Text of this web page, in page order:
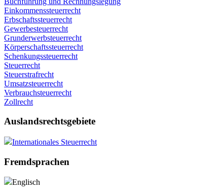
Einkommenssteuerrecht
Erbschaftssteuerrecht
Gewerbesteuerrecht
Grunderwerbsteuerrecht
Körperschaftssteuerrecht
Schenkungssteuerrecht
Steuerrecht
Steuerstrafrecht
Umsatzsteuerrecht
Verbrauchsteuerrecht
Zollrecht
Auslandsrechtsgebiete
Internationales Steuerrecht
Fremdsprachen
Englisch